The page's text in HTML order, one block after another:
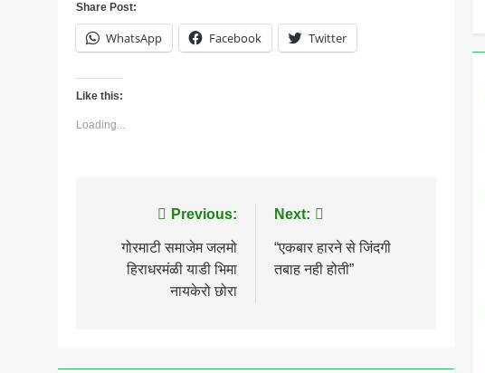
Share Post:
WhatsApp Facebook Twitter
Like this:
Loading...
navigation
Previous:
गोरमाटी समाजेम जलमो
हिराधरमंळी याडी भिमा
नायकेरो छोरा
Next:
“एकबार हारने से जिंदगी
तबाह नही होती”